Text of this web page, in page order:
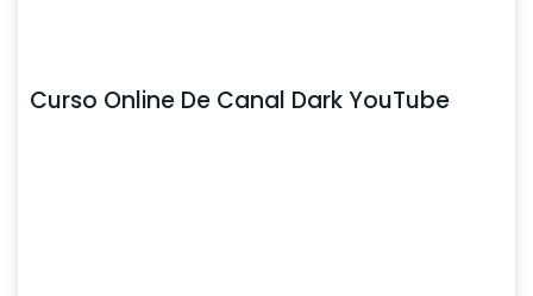
Curso Online De Canal Dark YouTube